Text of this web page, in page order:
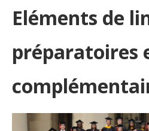
Eléments de
préparatoires